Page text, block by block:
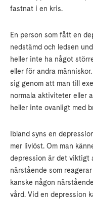
fastnat i en kris.
En person som fått en
nedstämd och ledsen
heller inte ha något
eller för andra
sig genom att man till
normala aktiviteter eller
heller inte ovanligt med
Ibland syns en
mer livlöst. Om man
depression är det viktigt
närstående som
kanske någon
vård. Vid en depression